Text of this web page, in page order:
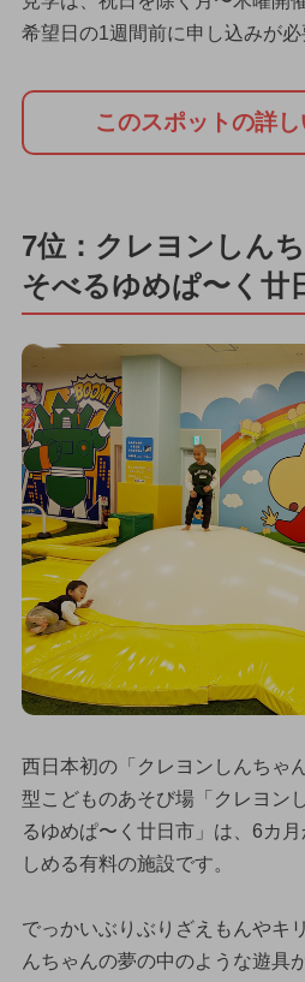
希望日の1週間前に申し込みが必
このスポットの詳
7位：クレヨンしん
そべるゆめぱ〜く廿
西日本初の「クレヨンしんちゃ
型こどものあそび場「クレヨン
るゆめぱ〜く廿日市」は、6カ
しめる有料の施設です。
でっかいぶりぶりざえもんやキ
んちゃんの夢の中のような遊